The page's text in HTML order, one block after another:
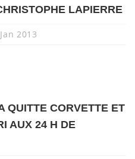
LAPIERRE
2013
QUITTE CORVETTE ET
AUX 24 H DE